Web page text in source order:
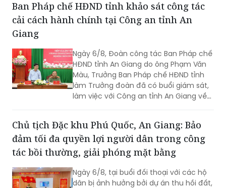
Giang
Ngày 6/8, Đoàn công tác Ban Pháp chế
Màu, Trưởng Ban Pháp chế HĐND tỉnh
làm Trưởng đoàn đã có buổi giám sát,
làm việc với Công an tỉnh An Giang về
công tác cải cách hành chính, giải
quyết thủ tục hành chính trong lĩnh vực
Công an, nhằm đánh giá kết quả thực
vướng mắc và đề xuất các giải pháp
nâng cao chất lượng phục vụ Nhân
dân, cơ quan, tổ chức. Tiếp và làm việc
với đoàn có Đại tá Huỳnh Thanh Lâm,
diện lãnh đạo một số phòng nghiệp vụ
Chủ tịch Đặc khu Phú Quốc, An Giang: Bảo
tác bồi thường, giải phóng mặt bằng
Ngày 6/8, tại buổi đối thoại với các hộ
dân bị ảnh hưởng bởi dự án thu hồi đất,
bồi thường và giải phóng mặt bằng
trên địa bàn, Chủ tịch UBND Đặc khu